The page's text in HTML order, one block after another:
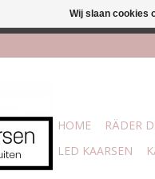
HOME RÄDER
LED KAARSEN
Wij slaan cookies
Afhalen is mogelijk bij